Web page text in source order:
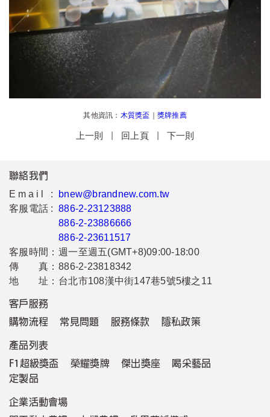
其他資訊： 木質獎盃 獎牌推薦
上一則 回上頁| 下一則
聯絡我們
Email :
bnew@brandnew.com.tw
客服電話 : 886-2-23123888
886-2-23886666
886-2-23611517
客服時間： 週一至週五(GMT+8)09:00-18:00
傳 真： 886-2-23818342
地 址： 台北市108漢中街147巷5號5樓之11
客戶服務
購物流程
常見問題 服務條款 隱私政策
產品列表
F1超級獎盃
榮耀獎牌 傑出獎座
喝采藝品
定製品
企業活動會場